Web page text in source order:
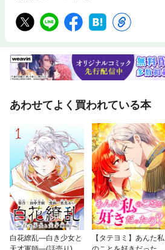
あわせてよく買われている本
白花繚乱—白き少女と
【タテヨミ】あんた私